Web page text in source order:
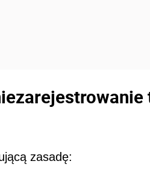
zasadę: